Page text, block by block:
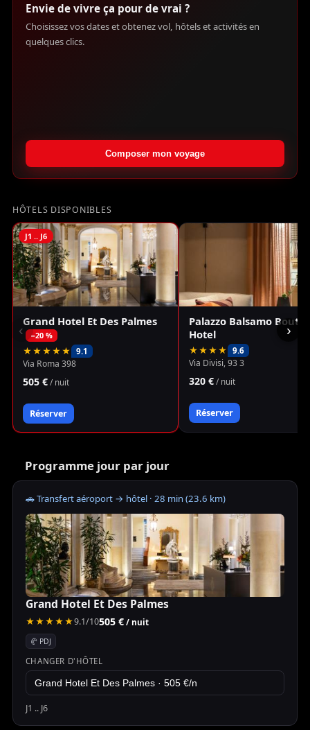
Envie de vivre ça pour de vrai ?
Choisissez vos dates et obtenez vol, hôtels et activités en
quelques clics.
Composer mon voyage
HÔTELS DISPONIBLES
‹
J1 .. J6
Grand Hotel Et Des Palmes
−20 %
★★★★★ 9.1
Via Roma 398
505 €/ nuit
Réserver
Palazzo Balsamo
Hotel
★★★★ 9.6
Via Divisi, 93 3
320 €/ nuit
Réserver
›
Programme jour par jour
🚗 Transfert aéroport → hôtel · 28 min (23.6 km)
Grand Hotel Et Des Palmes
★★★★★9.1/10505 €/ nuit
🥐 PDJ
CHANGER D'HÔTEL
J1 .. J6